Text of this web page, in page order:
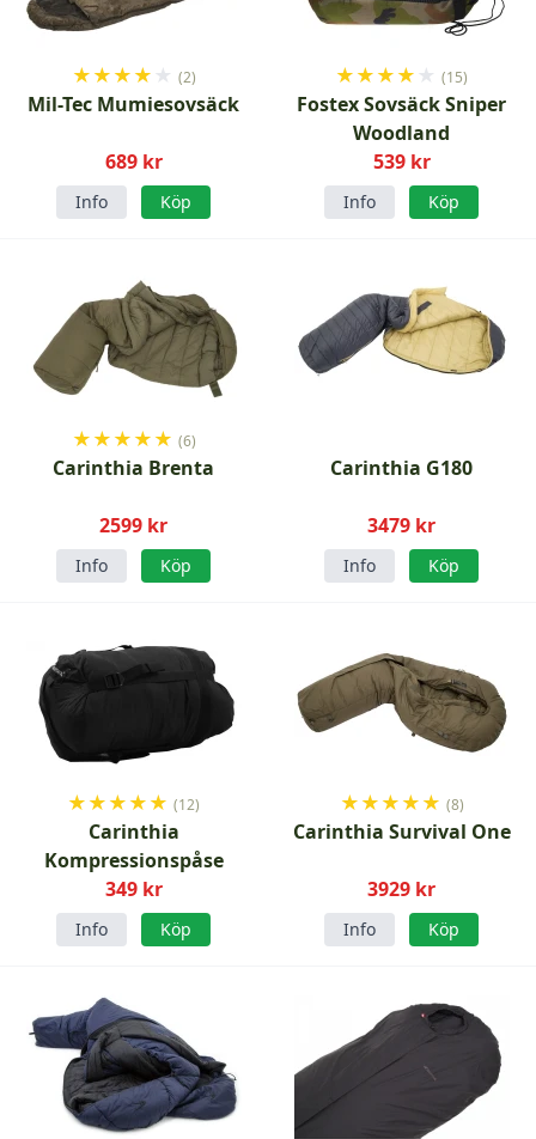
★★★★ ★ (2)
Mil-Tec Mumiesovsäck
689 kr
Info Köp
★★★★ ★ (15)
Fostex Sovsäck Sniper
Woodland
539 kr
Info Köp
★★★★★ (6)
Carinthia Brenta
2599 kr
Info Köp
Carinthia G180
3479 kr
Info Köp
★★★★★ (12)
Carinthia
Kompressionspåse
349 kr
Info Köp
★★★★★ (8)
Carinthia Survival One
3929 kr
Info Köp